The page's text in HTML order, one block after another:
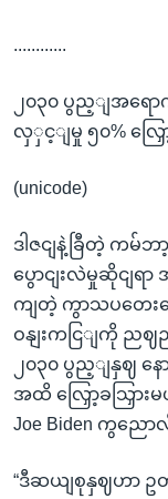
............
၂၀၃၀ ပွည့ျအရော
လှှင့ျမှု ၅၀% လြှေ
(unicode)
ဒါဇငျနဲ့ခြီတဲ့ ကမ်ဘ
ပွောငျးလဲမှုဆိုငျရ
ကျတဲ့ ကွာသပတေးန
ဝနျးကငြျကို ညဈ
၂၀၃၀ ပွည့ျနှဈ နေ
အထိ လြှော့ခသြှာ
Joe Biden ကွညော
“ဒီဆယျစုနှဈဟာ ဥ